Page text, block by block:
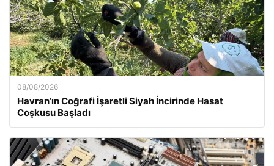
08/08/2026
Havran’ın Coğrafi İşaretli Siyah İncirinde Hasat
Coşkusu Başladı